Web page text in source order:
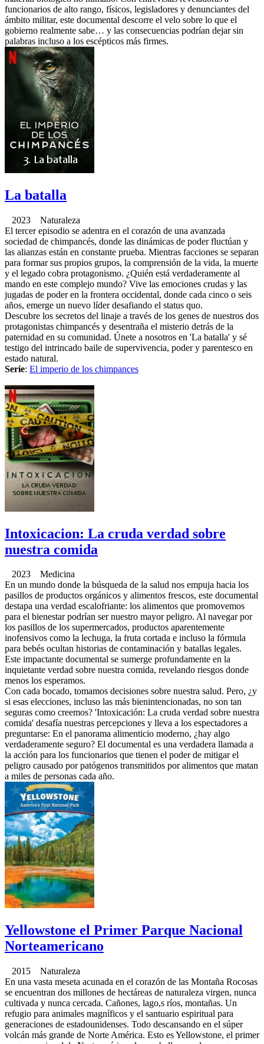
funcionarios de alto rango, físicos, legisladores y denunciantes del
ámbito militar, este documental descorre el velo sobre lo que el
gobierno realmente sabe… y las consecuencias podrían dejar sin
palabras incluso a los escépticos más firmes.
La batalla
2023 Naturaleza
El tercer episodio se adentra en el corazón de una avanzada
sociedad de chimpancés, donde las dinámicas de poder fluctúan y
las alianzas están en constante prueba. Mientras facciones se separan
para formar sus propios grupos, la comprensión de la vida, la muerte
y el legado cobra protagonismo. ¿Quién está verdaderamente al
mando en este complejo mundo? Vive las emociones crudas y las
jugadas de poder en la frontera occidental, donde cada cinco o seis
años, emerge un nuevo líder desafiando el status quo.
Descubre los secretos del linaje a través de los genes de nuestros dos
protagonistas chimpancés y desentraña el misterio detrás de la
paternidad en su comunidad. Únete a nosotros en 'La batalla' y sé
testigo del intrincado baile de supervivencia, poder y parentesco en
estado natural.
Serie: El imperio de los chimpances
Intoxicacion: La cruda verdad sobre
nuestra comida
2023 Medicina
En un mundo donde la búsqueda de la salud nos empuja hacia los
pasillos de productos orgánicos y alimentos frescos, este documental
destapa una verdad escalofriante: los alimentos que promovemos
para el bienestar podrían ser nuestro mayor peligro. Al navegar por
los pasillos de los supermercados, productos aparentemente
inofensivos como la lechuga, la fruta cortada e incluso la fórmula
para bebés ocultan historias de contaminación y batallas legales.
Este impactante documental se sumerge profundamente en la
inquietante verdad sobre nuestra comida, revelando riesgos donde
menos los esperamos.
Con cada bocado, tomamos decisiones sobre nuestra salud. Pero, ¿y
si esas elecciones, incluso las más bienintencionadas, no son tan
seguras como creemos? 'Intoxicación: La cruda verdad sobre nuestra
comida' desafía nuestras percepciones y lleva a los espectadores a
preguntarse: En el panorama alimenticio moderno, ¿hay algo
verdaderamente seguro? El documental es una verdadera llamada a
la acción para los funcionarios que tienen el poder de mitigar el
peligro causado por patógenos transmitidos por alimentos que matan
a miles de personas cada año.
Yellowstone el Primer Parque Nacional
Norteamericano
2015 Naturaleza
En una vasta meseta acunada en el corazón de las Montaña Rocosas
se encuentran dos millones de hectáreas de naturaleza virgen, nunca
cultivada y nunca cercada. Cañones, lago,s ríos, montañas. Un
refugio para animales magníficos y el santuario espiritual para
generaciones de estadounidenses. Todo descansando en el súper
volcán más grande de Norte América. Esto es Yellowstone, el primer